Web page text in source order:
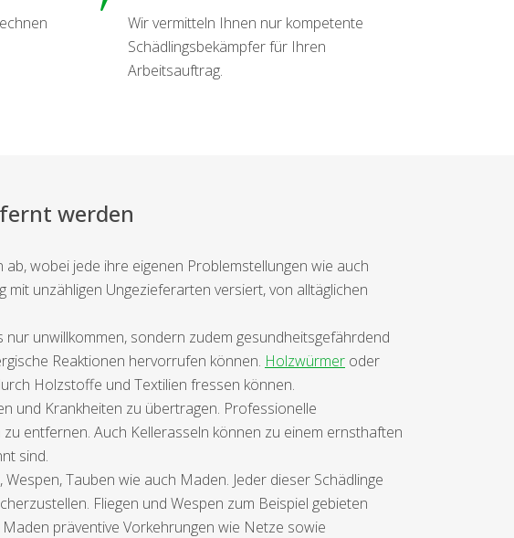
Wir vermitteln Ihnen nur kompetente
Schädlingsbekämpfer für Ihren
Arbeitsauftrag.
werden
wobei jede ihre eigenen Problemstellungen wie auch
unzähligen Ungezieferarten versiert, von alltäglichen
unwillkommen, sondern zudem gesundheitsgefährdend
Reaktionen hervorrufen können. Holzwürmer oder
Holzstoffe und Textilien fressen können.
und Krankheiten zu übertragen. Professionelle
entfernen. Auch Kellerasseln können zu einem ernsthaften
sind.
Tauben wie auch Maden. Jeder dieser Schädlinge
Fliegen und Wespen zum Beispiel gebieten
präventive Vorkehrungen wie Netze sowie